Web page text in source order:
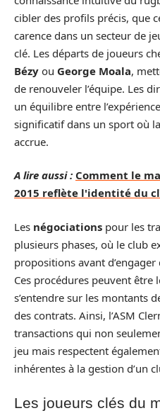
cibler des profils précis, que
carence dans un secteur de
clé. Les départs de joueurs
Bézy ou George Moala,
de renouveler l’équipe. Les
un équilibre entre
significatif dans un sport où
accrue.
A lire aussi : Comment le
2015 reflète l'identité du
Les négociations pour les
plusieurs phases, où le club
propositions avant
Ces procédures peuvent être
s’entendre sur les montants
des contrats. Ainsi, l’ASM
transactions qui non
jeu mais respectent
inhérentes à la gestion d’un
Les joueurs clés du